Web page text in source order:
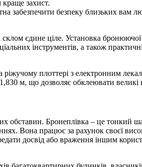
захист.
забезпечити безпеку близьких вам
єдине ціле. Установка
інструментів, а також
ріжучому плоттері з електронним
м, що дозволяє обклеювати великі
обставин. Бронеплівка – це тонкий
Вона працює за рахунок своєї
досвід або враження іншим